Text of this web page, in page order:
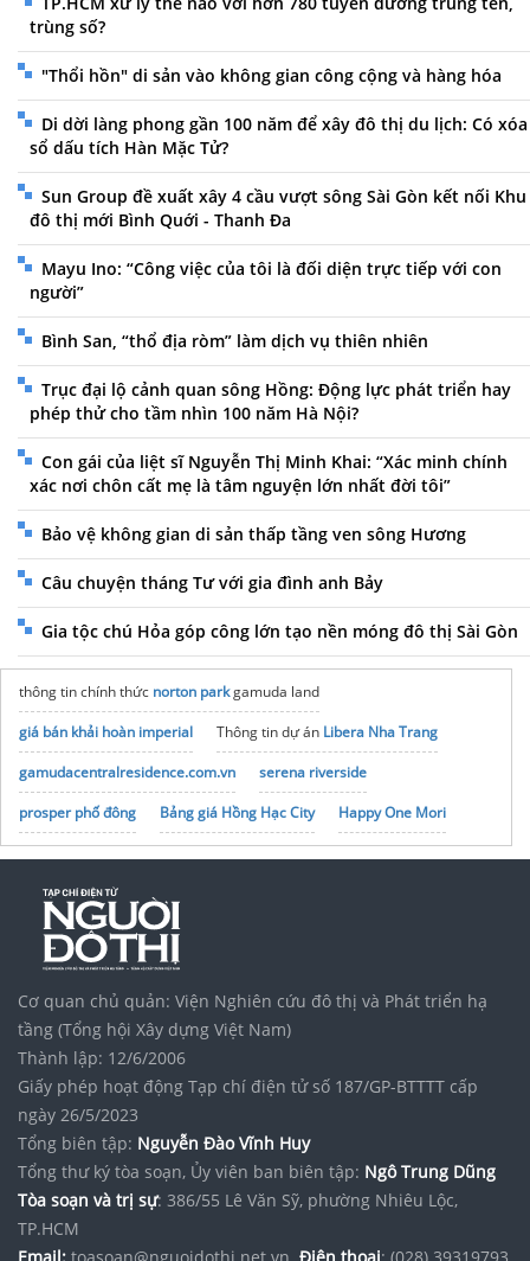
trùng số?
"Thổi hồn" di sản vào không gian công cộng và hàng hóa
Di dời làng phong gần 100 năm để xây đô thị du lịch: Có xóa
sổ dấu tích Hàn Mặc Tử?
Sun Group đề xuất xây 4 cầu vượt sông Sài Gòn kết nối Khu
đô thị mới Bình Quới - Thanh Đa
Mayu Ino: “Công việc của tôi là đối diện trực tiếp với con
người”
Bình San, “thổ địa ròm” làm dịch vụ thiên nhiên
Trục đại lộ cảnh quan sông Hồng: Động lực phát triển hay
phép thử cho tầm nhìn 100 năm Hà Nội?
Con gái của liệt sĩ Nguyễn Thị Minh Khai: “Xác minh chính
xác nơi chôn cất mẹ là tâm nguyện lớn nhất đời tôi”
Bảo vệ không gian di sản thấp tầng ven sông Hương
Câu chuyện tháng Tư với gia đình anh Bảy
Gia tộc chú Hỏa góp công lớn tạo nền móng đô thị Sài Gòn
thông tin chính thức norton parkgamuda land
giá bán khải hoàn imperial
Thông tin dự án Libera Nha Trang
gamudacentralresidence.com.vn
serena riverside
prosper phố đông
Bảng giá Hồng Hạc City
Happy One Mori
northhanoismartcity.com.vn/
Theo dõishophouse Vinhomes Global Sportia
Dự ánThe Emerald River Park
Cơ quan chủ quản: Viện Nghiên cứu đô thị và Phát triển hạ
tầng (Tổng hội Xây dựng Việt Nam)
Thành lập: 12/6/2006
Giấy phép hoạt động Tạp chí điện tử số 187/GP-BTTTT cấp
ngày 26/5/2023
Tổng biên tập: Nguyễn Đào Vĩnh Huy
Tổng thư ký tòa soạn, Ủy viên ban biên tập: Ngô Trung Dũng
Tòa soạn và trị sự: 386/55 Lê Văn Sỹ, phường Nhiêu Lộc,
TP.HCM